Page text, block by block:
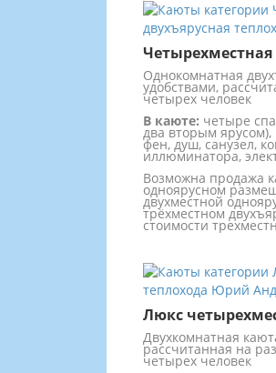
Однокомнатная
удобствами,
четырех человек
В каюте: четыре
два вторым
фен, душ, санузел,
иллюминатора,
Возможна продажа
одноярусном
двухместной
трёхместном
стоимости
Люкс
Двухкомнатная
рассчитанная на
четырех человек